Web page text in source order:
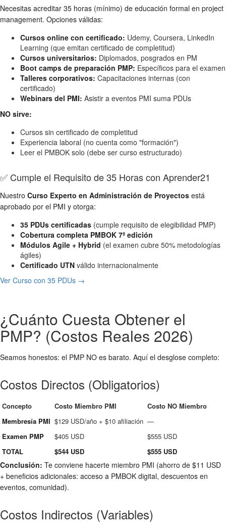
Necesitas acreditar 35 horas (mínimo) de educación formal en project
management. Opciones válidas:
Cursos online con certificado: Udemy, Coursera, LinkedIn
Learning (que emitan certificado de completitud)
Cursos universitarios: Diplomados, posgrados en PM
Boot camps de preparación PMP: Específicos para el examen
Talleres corporativos: Capacitaciones internas (con
certificado)
Webinars del PMI: Asistir a eventos PMI suma PDUs
NO sirve:
Cursos sin certificado de completitud
Experiencia laboral (no cuenta como "formación")
Leer el PMBOK solo (debe ser curso estructurado)
✅ Cumple el Requisito de 35 Horas con Aprender21
Nuestro Curso Experto en Administración de Proyectos está
aprobado por el PMI y otorga:
35 PDUs certificadas (cumple requisito de elegibilidad PMP)
Cobertura completa PMBOK 7ª edición
Módulos Agile + Hybrid (el examen cubre 50% metodologías
ágiles)
Certificado UTN válido internacionalmente
Ver Curso con 35 PDUs →
¿Cuánto Cuesta Obtener el
PMP? (Costos Reales 2026)
Seamos honestos: el PMP NO es barato. Aquí el desglose completo:
Costos Directos (Obligatorios)
Concepto Costo Miembro PMI
Costo NO Miembro
Membresía PMI $129 USD/año + $10 afiliación —
Examen PMP
$405 USD
$555 USD
TOTAL
$544 USD $555 USD
Conclusión: Te conviene hacerte miembro PMI (ahorro de $11 USD
+ beneficios adicionales: acceso a PMBOK digital, descuentos en
eventos, comunidad).
Costos Indirectos (Variables)